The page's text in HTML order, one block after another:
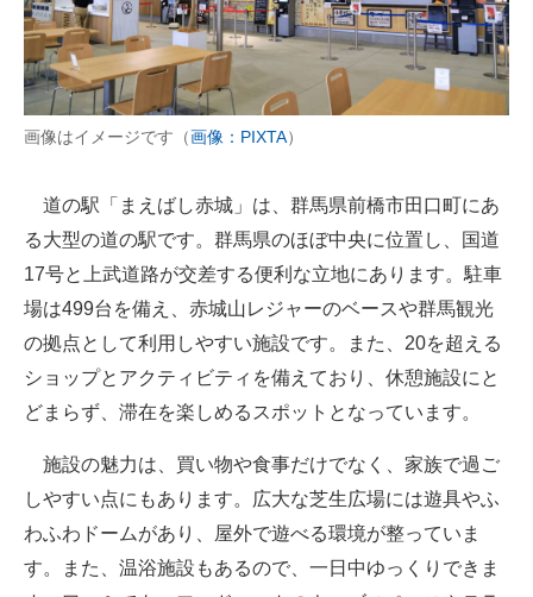
画像はイメージです（画像：PIXTA）
道の駅「まえばし赤城」は、群馬県前橋市田口町にあ
る大型の道の駅です。群馬県のほぼ中央に位置し、国道
17号と上武道路が交差する便利な立地にあります。駐車
場は499台を備え、赤城山レジャーのベースや群馬観光
の拠点として利用しやすい施設です。また、20を超える
ショップとアクティビティを備えており、休憩施設にと
どまらず、滞在を楽しめるスポットとなっています。
施設の魅力は、買い物や食事だけでなく、家族で過ご
しやすい点にもあります。広大な芝生広場には遊具やふ
わふわドームがあり、屋外で遊べる環境が整っていま
す。また、温浴施設もあるので、一日中ゆっくりできま